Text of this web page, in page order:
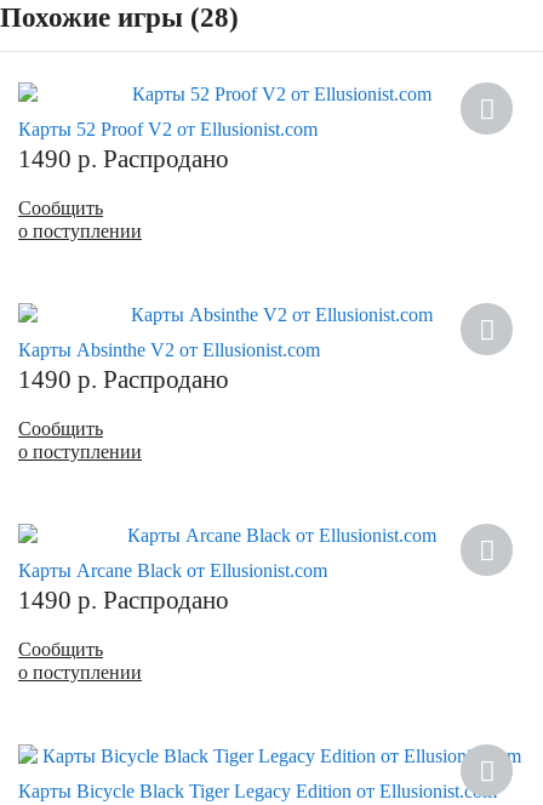
Похожие игры (28)
Карты 52 Proof V2 от Ellusionist.com
1490 р. Распродано
Сообщить
о поступлении
Карты Absinthe V2 от Ellusionist.com
1490 р. Распродано
Сообщить
о поступлении
Карты Arcane Black от Ellusionist.com
1490 р. Распродано
Сообщить
о поступлении
Карты Bicycle Black Tiger Legacy Edition от Ellusionist.com